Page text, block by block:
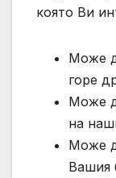
която Ви
Може
горе
Може
на
Може
Вашия